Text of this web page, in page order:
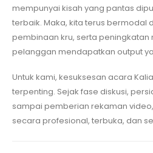
mempunyai kisah yang pantas
terbaik. Maka, kita terus bermodal
pembinaan kru, serta peningkatan
pelanggan mendapatkan output
Untuk kami, kesuksesan acara
terpenting. Sejak fase diskusi,
sampai pemberian rekaman
secara profesional, terbuka, dan